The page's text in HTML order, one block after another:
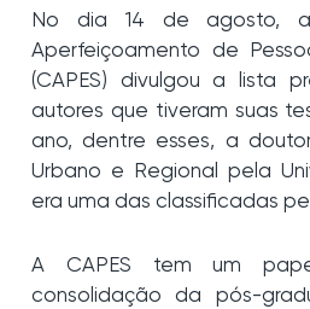
No dia 14 de agosto,
Aperfeiçoamento de
(CAPES) divulgou a lista
autores que tiveram suas
ano, dentre esses, a
Urbano e Regional pela
era uma das classificadas
A CAPES tem um
consolidação da pós-